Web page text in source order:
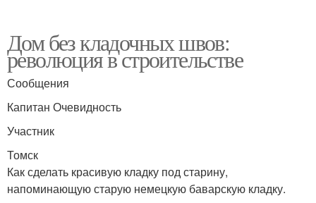
Дом без кладочных швов:
революция в строительстве
Сообщения
Капитан Очевидность
Участник
Томск
Как сделать красивую кладку под старину,
напоминающую старую немецкую баварскую кладку.